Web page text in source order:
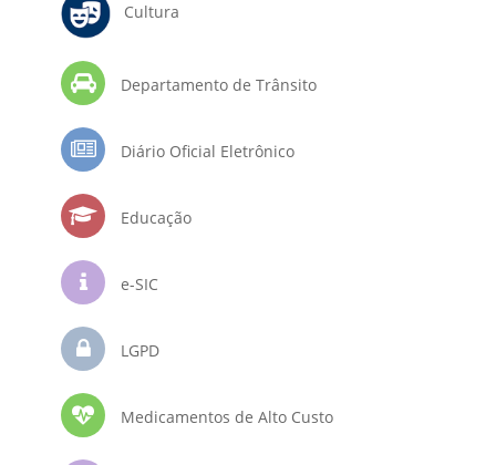
Cultura
Departamento de Trânsito
Diário Oficial Eletrônico
Educação
e-SIC
LGPD
Medicamentos de Alto Custo